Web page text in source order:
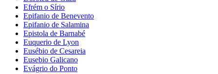
Efrém o Sírio
Epifanio de Benevento
Epifanio de Salamina
Epistola de Barnabé
Euquerio de Lyon
Eusébio de Cesareia
Eusebio Galicano
Evágrio do Ponto